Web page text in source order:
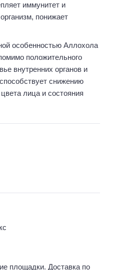
иммунитет и
понижает
особенностью Аллохола
положительного
внутренних органов и
снижению
лица и состояния
площадки. Доставка по